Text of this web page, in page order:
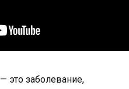
— это заболевание,